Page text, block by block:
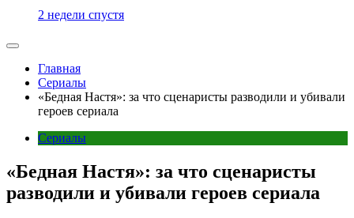
2 недели спустя
Главная
Сериалы
«Бедная Настя»: за что сценаристы разводили и убивали
героев сериала
Сериалы
«Бедная Настя»: за что сценаристы
разводили и убивали героев сериала